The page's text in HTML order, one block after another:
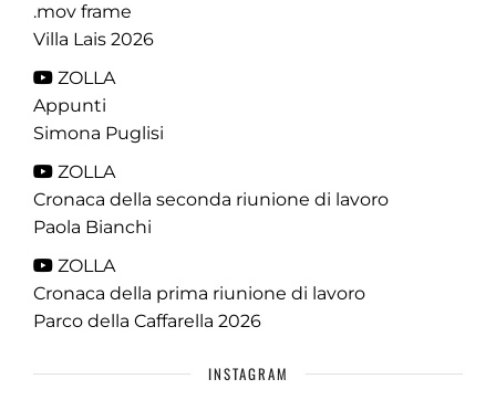
.mov frame
Villa Lais 2026
ZOLLA
Appunti
Simona Puglisi
ZOLLA
Cronaca della seconda riunione di lavoro
Paola Bianchi
ZOLLA
Cronaca della prima riunione di lavoro
Parco della Caffarella 2026
INSTAGRAM